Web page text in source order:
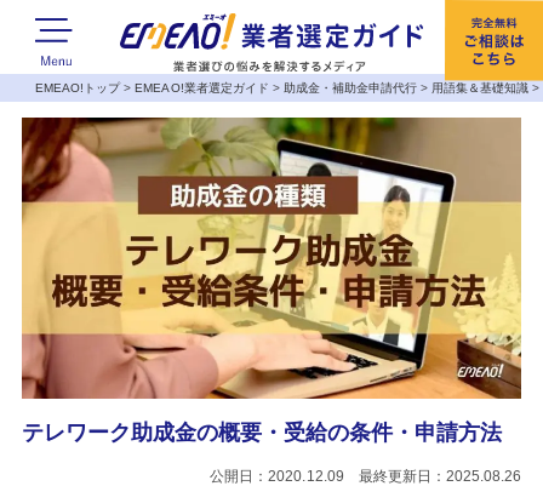
EMEAO!トップ>EMEAO!業者選定ガイド > 助成金・補助金申請代行 > 用語集＆基礎知識 >
テレワーク助成金の概要・受給の条件・申請方法
公開日：2020.12.09 最終更新日：2025.08.26